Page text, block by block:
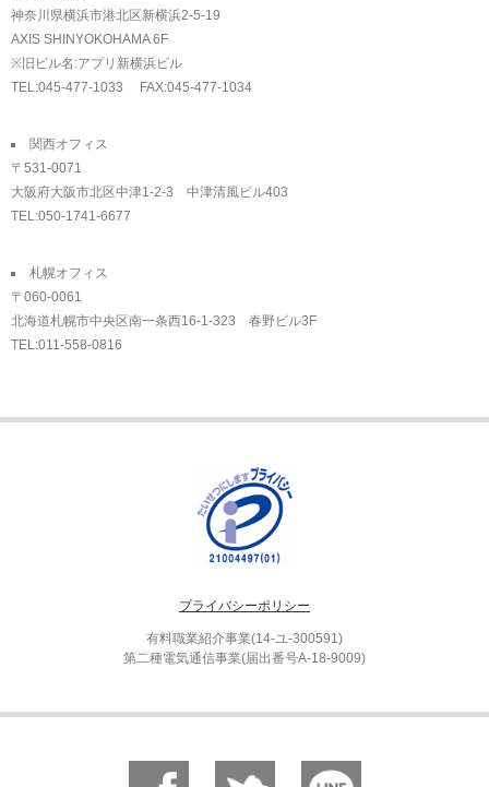
神奈川県横浜市港北区新横浜2-5-19
AXIS SHINYOKOHAMA 6F
※旧ビル名:アプリ新横浜ビル
TEL:045-477-1033 FAX:045-477-1034
関西オフィス
〒531-0071
大阪府大阪市北区中津1-2-3 中津清風ビル403
TEL:050-1741-6677
札幌オフィス
〒060-0061
北海道札幌市中央区南一条西16-1-323 春野ビル3F
TEL:011-558-0816
プライバシーポリシー
有料職業紹介事業(14-ユ-300591)
第二種電気通信事業(届出番号A-18-9009)